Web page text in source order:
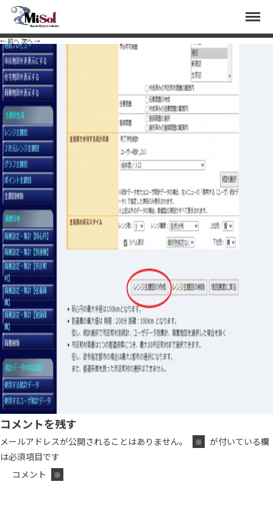
user11
2020年11月2日
見る.
← 前へ次へ →
コメントを残す
メールアドレスが公開されることはありません。 ※
が付いている欄
は必須項目です
コメント
※